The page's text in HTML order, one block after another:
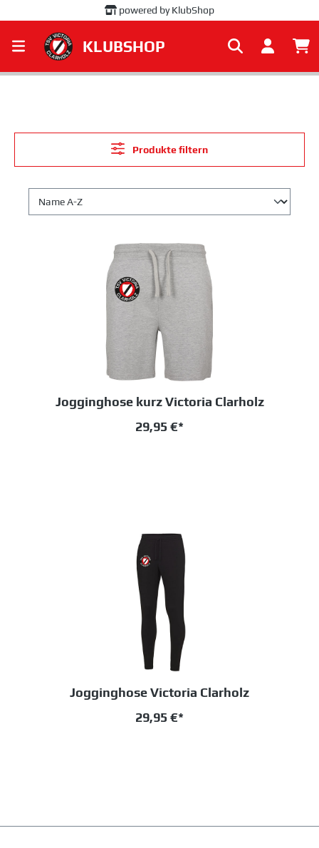
powered by KlubShop
KLUBSHOP
Produkte filtern
Jogginghose kurz Victoria Clarholz
29,95 €*
Jogginghose Victoria Clarholz
29,95 €*